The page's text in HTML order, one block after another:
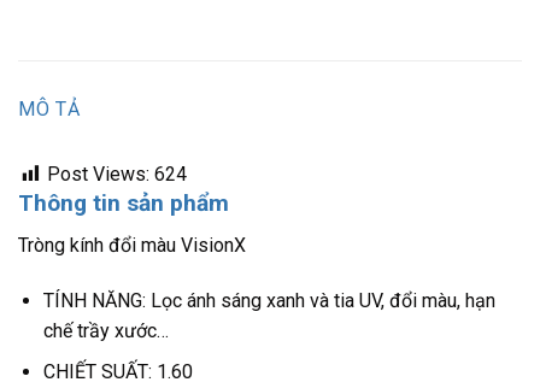
MÔ TẢ
Post Views: 624
Thông tin sản phẩm
Tròng kính đổi màu VisionX
TÍNH NĂNG: Lọc ánh sáng xanh và tia UV, đổi màu, hạn
chế trầy xước…
CHIẾT SUẤT: 1.60